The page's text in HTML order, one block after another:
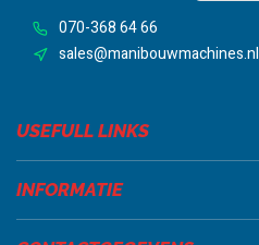
070-368 64 66
sales@manibouwmachines.nl
USEFULL LINKS
INFORMATIE